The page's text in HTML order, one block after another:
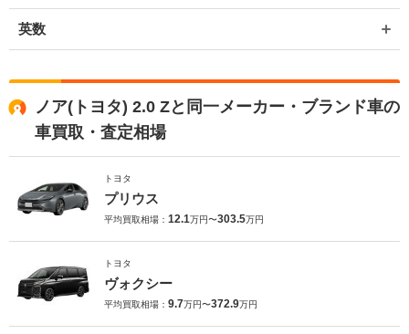
英数
ノア(トヨタ) 2.0 Zと同一メーカー・ブランド車の
車買取・査定相場
トヨタ
プリウス
平均買取相場： 12.1万円〜303.5万円
トヨタ
ヴォクシー
平均買取相場： 9.7万円〜372.9万円